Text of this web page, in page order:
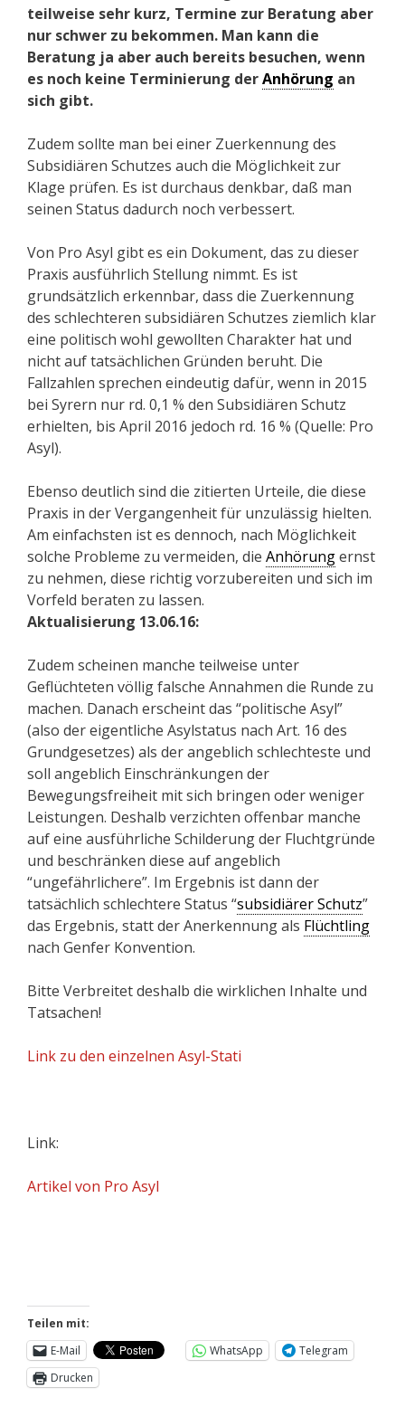
teilweise sehr kurz, Termine zur Beratung aber
nur schwer zu bekommen. Man kann die
Beratung ja aber auch bereits besuchen, wenn
es noch keine Terminierung derAnhörung an
sich gibt.
Zudem sollte man bei einer Zuerkennung des
Subsidiären Schutzes auch die Möglichkeit zur
Klage prüfen. Es ist durchaus denkbar, daß man
seinen Status dadurch noch verbessert.
Von Pro Asyl gibt es ein Dokument, das zu dieser
Praxis ausführlich Stellung nimmt. Es ist
grundsätzlich erkennbar, dass die Zuerkennung
des schlechteren subsidiären Schutzes ziemlich klar
eine politisch wohl gewollten Charakter hat und
nicht auf tatsächlichen Gründen beruht. Die
Fallzahlen sprechen eindeutig dafür, wenn in 2015
bei Syrern nur rd. 0,1 % den Subsidiären Schutz
erhielten, bis April 2016 jedoch rd. 16 % (Quelle: Pro
Asyl).
Ebenso deutlich sind die zitierten Urteile, die diese
Praxis in der Vergangenheit für unzulässig hielten.
Am einfachsten ist es dennoch, nach Möglichkeit
solche Probleme zu vermeiden, die Anhörungernst
zu nehmen, diese richtig vorzubereiten und sich im
Vorfeld beraten zu lassen.
Aktualisierung 13.06.16:
Zudem scheinen manche teilweise unter
Geflüchteten völlig falsche Annahmen die Runde zu
machen. Danach erscheint das “politische Asyl”
(also der eigentliche Asylstatus nach Art. 16 des
Grundgesetzes) als der angeblich schlechteste und
soll angeblich Einschränkungen der
Bewegungsfreiheit mit sich bringen oder weniger
Leistungen. Deshalb verzichten offenbar manche
auf eine ausführliche Schilderung der Fluchtgründe
und beschränken diese auf angeblich
“ungefährlichere”. Im Ergebnis ist dann der
tatsächlich schlechtere Status “subsidiärer Schutz”
das Ergebnis, statt der Anerkennung als Flüchtling
nach Genfer Konvention.
Bitte Verbreitet deshalb die wirklichen Inhalte und
Tatsachen!
Link zu den einzelnen Asyl-Stati
Link:
Artikel von Pro Asyl
Teilen mit:
E-Mail
WhatsApp
Telegram
Drucken